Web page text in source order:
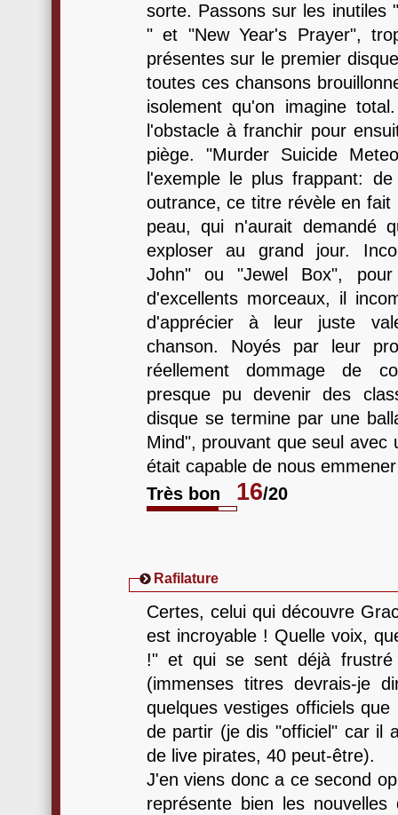
sorte. Passons sur les inutiles
" et "New Year's Prayer",
présentes sur le premier
toutes ces chansons
isolement qu'on imagine
l'obstacle à franchir pour
piège. "Murder Suicide
l'exemple le plus frappant:
outrance, ce titre révèle en
peau, qui n'aurait demandé
exploser au grand jour.
John" ou "Jewel Box",
d'excellents morceaux, il
d'apprécier à leur juste
chanson. Noyés par leur
réellement dommage de
presque pu devenir des
disque se termine par une
Mind", prouvant que seul avec
était capable de nous
Très bon
16/20
Rafilature
Certes, celui qui découvre
est incroyable ! Quelle voix,
!" et qui se sent déjà
(immenses titres devrais-je
quelques vestiges officiels
de partir (je dis "officiel" car il
de live pirates, 40 peut-être).
J'en viens donc a ce second
représente bien les nouvelles